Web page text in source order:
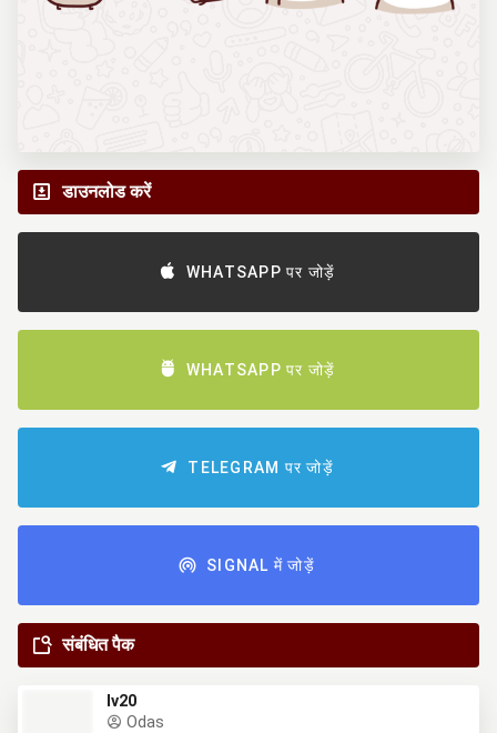
डाउनलोड करें
WHATSAPP पर जोड़ें
WHATSAPP पर जोड़ें
TELEGRAM पर जोड़ें
SIGNAL में जोड़ें
संबंधित पैक
lv20
Odas